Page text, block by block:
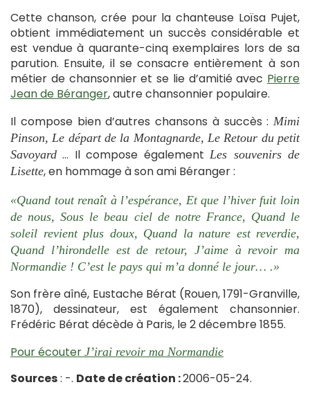
Cette chanson, crée pour la chanteuse Loïsa Pujet,
obtient immédiatement un succès considérable et
est vendue à quarante-cinq exemplaires lors de sa
parution. Ensuite, il se consacre entièrement à son
métier de chansonnier et se lie d’amitié avec Pierre
Jean de Béranger, autre chansonnier populaire.
Il compose bien d’autres chansons à succès : Mimi
Pinson, Le départ de la Montagnarde, Le Retour du petit
Savoyard … Il compose égalementLes souvenirs de
Lisette, en hommage à son ami Béranger :
«Quand tout renaît à l’espérance, Et que l’hiver fuit loin
de nous, Sous le beau ciel de notre France, Quand le
soleil revient plus doux, Quand la nature est reverdie,
Quand l’hirondelle est de retour, J’aime à revoir ma
Normandie ! C’est le pays qui m’a donné le jour… .»
Son frère aîné, Eustache Bérat (Rouen, 1791-Granville,
1870), dessinateur, est également chansonnier.
Frédéric Bérat décède à Paris, le 2 décembre 1855.
Pour écouter J’irai revoir ma Normandie
Sources: -. Date de création :2006-05-24.